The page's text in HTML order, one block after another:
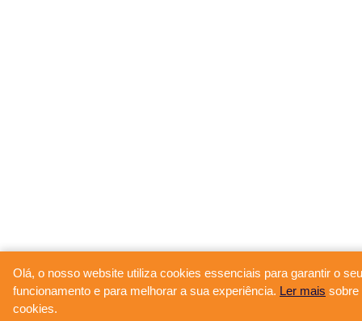
Olá, o nosso website utiliza cookies essenciais para garantir o
funcionamento e para melhorar a sua experiência. Ler mais sobre
cookies.